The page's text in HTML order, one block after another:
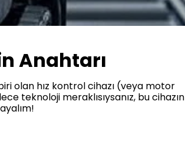
Anahtarı
olan hız kontrol cihazı (veya motor
teknoloji meraklısıysanız, bu cihazın